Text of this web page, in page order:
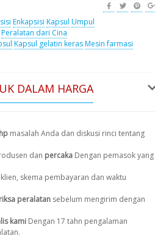
Enkapsisi Kapsul Umpul
Peralatan dari Cina
Kapsul gelatin kerasMesin farmasi
DALAM HARGA
masalah Anda dan diskusi rinci tentang
dan percaka Dengan pemasok yang
skema pembayaran dan waktu
peralatan sebelum mengirim dengan
kami Dengan 17 tahn pengalaman